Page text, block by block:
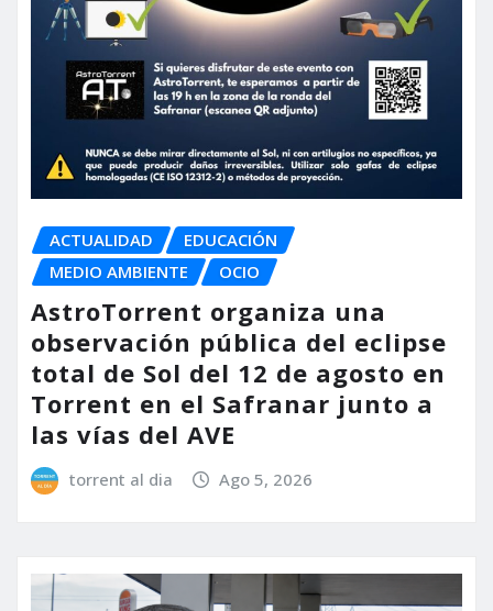
ACTUALIDAD
EDUCACIÓN
MEDIO AMBIENTE
OCIO
AstroTorrent organiza una
observación pública del eclipse
total de Sol del 12 de agosto en
Torrent en el Safranar junto a
las vías del AVE
torrent al dia Ago 5, 2026